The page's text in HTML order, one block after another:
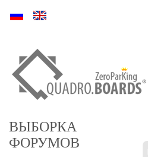
Ру En
ВЫБОРКА
ФОРУМОВ